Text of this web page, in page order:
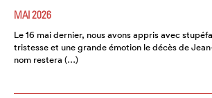
MAI 2026
Le 16 mai dernier, nous avons appris avec
tristesse et une grande émotion le décès de
nom restera (…)